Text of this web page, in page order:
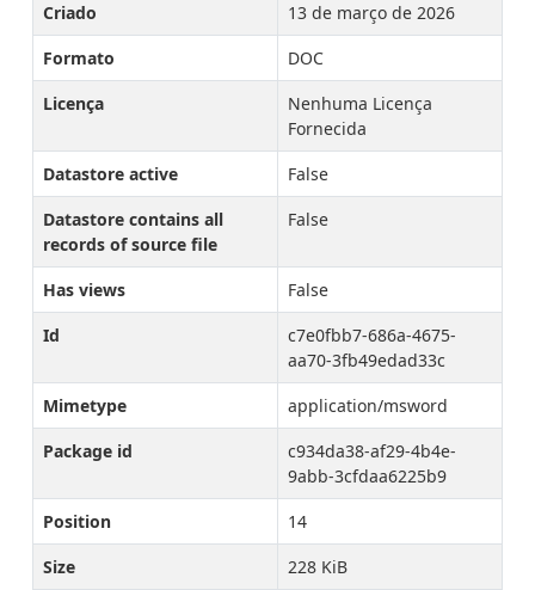
Criado
13 de março de 2026
Formato
DOC
Licença
Nenhuma Licença
Fornecida
Datastore active
False
Datastore contains all
records of source file
False
Has views
False
Id
c7e0fbb7-686a-4675-
aa70-3fb49edad33c
Mimetype
application/msword
Package id
c934da38-af29-4b4e-
9abb-3cfdaa6225b9
Position
14
Size
228 KiB